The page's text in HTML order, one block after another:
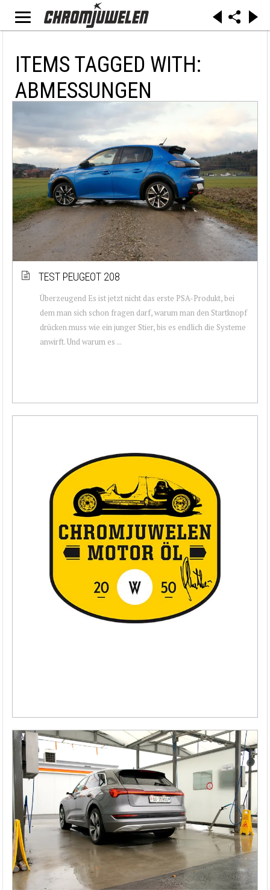
ITEMS TAGGED WITH:
ABMESSUNGEN
TEST PEUGEOT 208
Überzeugend Es ist jetzt nicht das erste PSA-Produkt, bei
dem man sich schon fragen darf, warum man den Startknopf
drücken muss wie ein junger Stier, bis es endlich die Systeme
anwirft. Und warum es ...